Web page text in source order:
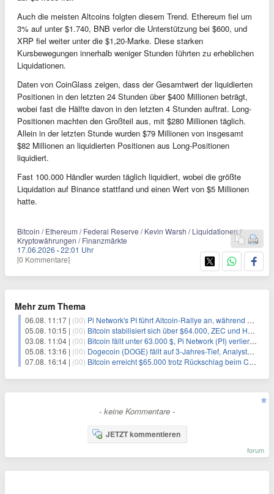
Auch die meisten Altcoins folgten diesem Trend. Ethereum fiel um
3% auf unter $1.740, BNB verlor die Unterstützung bei $600, und
XRP fiel weiter unter die $1,20-Marke. Diese starken
Kursbewegungen innerhalb weniger Stunden führten zu erheblichen
Liquidationen.
Daten von CoinGlass zeigen, dass der Gesamtwert der liquidierten
Positionen in den letzten 24 Stunden über $400 Millionen beträgt,
wobei fast die Hälfte davon in den letzten 4 Stunden auftrat. Long-
Positionen machten den Großteil aus, mit $280 Millionen täglich.
Allein in der letzten Stunde wurden $79 Millionen von insgesamt
$82 Millionen an liquidierten Positionen aus Long-Positionen
liquidiert.
Fast 100.000 Händler wurden täglich liquidiert, wobei die größte
Liquidation auf Binance stattfand und einen Wert von $5 Millionen
hatte.
Bitcoin / Ethereum / Federal Reserve / Kevin Warsh / Liquidationen /
Kryptowährungen / Finanzmärkte
17.06.2026 ·22:01 Uhr
[0 Kommentare]
Mehr zum Thema
06.08. 11:17 | (00) Pi Network's PI führt Altcoin-Rallye an, während Bitcoin $65.000 anpeilt
05.08. 10:15 | (00) Bitcoin stabilisiert sich über $64.000, ZEC und HYPE mit starken Kursgewinnen
03.08. 11:04 | (00) Bitcoin fällt unter 63.000 $, Pi Network (PI) verliert an Schwung
05.08. 13:16 | (00) Dogecoin (DOGE) fällt auf 3-Jahres-Tief, Analysten erwarten jedoch baldige Erholung
07.08. 16:14 | (00) Bitcoin erreicht $65.000 trotz Rückschlag beim CLARITY Act und fehlendem US-Iran-Abkommen
- keine Kommentare -
JETZT kommentieren
forum